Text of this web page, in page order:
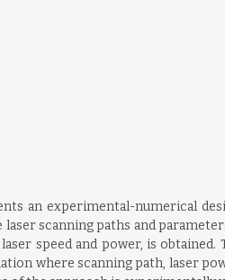
an experimental-numerical
scanning paths and
speed and power, is
where scanning path, laser